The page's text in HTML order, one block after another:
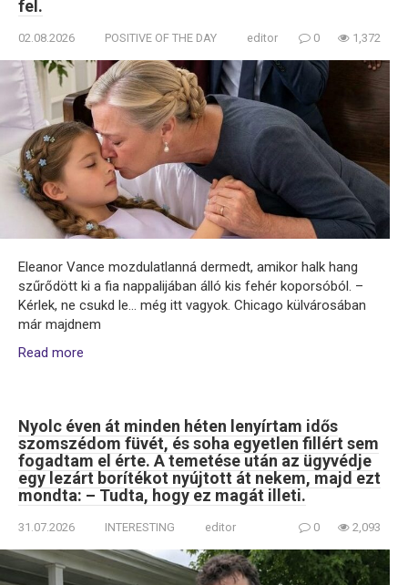
fel.
02.08.2026 POSITIVE OF THE DAY editor 0 1,372
Eleanor Vance mozdulatlanná dermedt, amikor halk hang
szűrődött ki a fia nappalijában álló kis fehér koporsóból. –
Kérlek, ne csukd le… még itt vagyok. Chicago külvárosában
már majdnem
Read more
Nyolc éven át minden héten lenyírtam idős
szomszédom füvét, és soha egyetlen fillért sem
fogadtam el érte. A temetése után az ügyvédje
egy lezárt borítékot nyújtott át nekem, majd ezt
mondta: – Tudta, hogy ez magát illeti.
31.07.2026 INTERESTING editor 0 2,093